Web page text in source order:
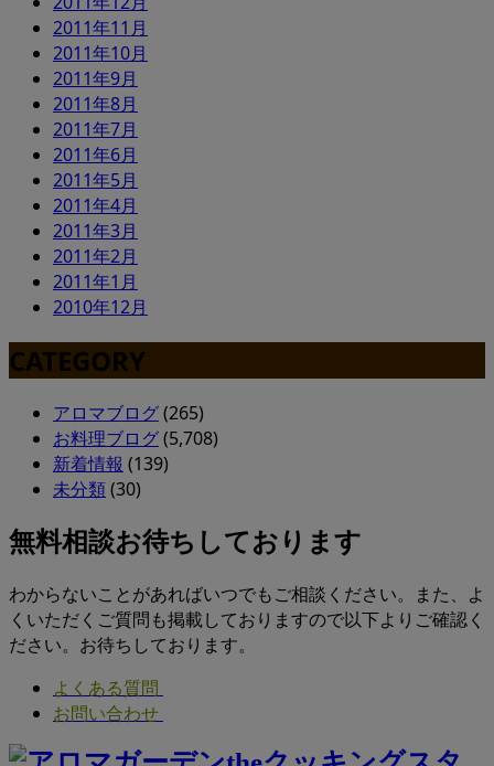
2011年11月
2011年10月
2011年9月
2011年8月
2011年7月
2011年6月
2011年5月
2011年4月
2011年3月
2011年2月
2011年1月
2010年12月
CATEGORY
アロマブログ(265)
お料理ブログ(5,708)
新着情報 (139)
未分類(30)
無料相談お待ちしております
わからないことがあればいつでもご相談ください。また、よ
くいただくご質問も掲載しておりますので以下よりご確認く
ださい。お待ちしております。
よくある質問
お問い合わせ